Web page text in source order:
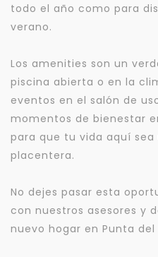
todo el año como para
verano.
Los amenities son un
piscina abierta o en la
eventos en el salón de
momentos de bienestar
para que tu vida aquí sea
placentera.
No dejes pasar esta
con nuestros asesores y
nuevo hogar en Punta del